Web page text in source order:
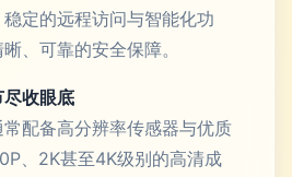
定的远程访问与智能化功
、可靠的安全保障。
收眼底
配备高分辨率传感器与优质
、2K甚至4K级别的高清成